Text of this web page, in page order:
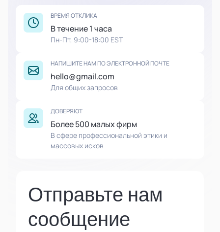
ВРЕМЯ ОТКЛИКА
В течение 1 часа
Пн-Пт, 9:00-18:00 EST
НАПИШИТЕ НАМ ПО ЭЛЕКТРОННОЙ ПОЧТЕ
hello@gmail.com
Для общих запросов
ДОВЕРЯЮТ
Более 500 малых фирм
В сфере профессиональной этики и
массовых исков
Отправьте нам
сообщение